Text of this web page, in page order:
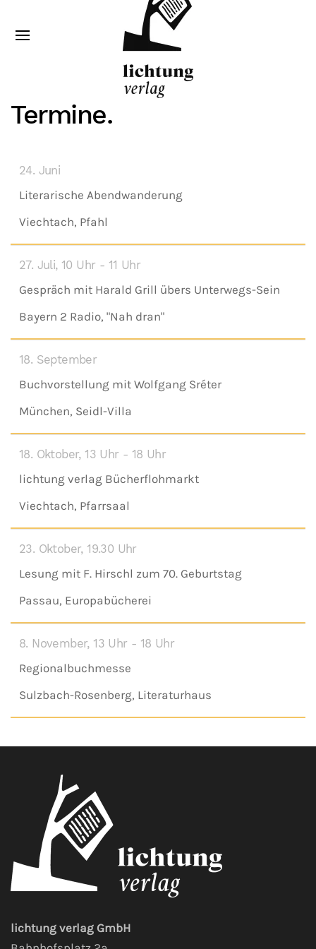
Termine.
24. Juni
Literarische Abendwanderung
Viechtach, Pfahl
27. Juli, 10 Uhr - 11 Uhr
Gespräch mit Harald Grill übers Unterwegs-Sein
Bayern 2 Radio, "Nah dran"
18. September
Buchvorstellung mit Wolfgang Sréter
München, Seidl-Villa
18. Oktober, 13 Uhr - 18 Uhr
lichtung verlag Bücherflohmarkt
Viechtach, Pfarrsaal
23. Oktober, 19.30 Uhr
Lesung mit F. Hirschl zum 70. Geburtstag
Passau, Europabücherei
8. November, 13 Uhr - 18 Uhr
Regionalbuchmesse
Sulzbach-Rosenberg, Literaturhaus
lichtung verlag GmbH